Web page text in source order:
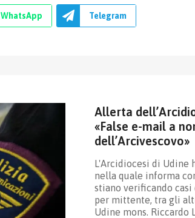
WhatsApp Telegram
Allerta
«False e-mail a
dell’Arcivescovo»
L'Arcidiocesi di Udine
nella quale informa
stiano verificando
per mittente, tra gli
Udine mons. Riccardo